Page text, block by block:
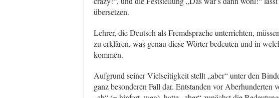
übersetzen.
Lehrer, die Deutsch als Fremdsprache unterrichten,
zu erklären, was genau diese Wörter bedeuten und in
kommen.
Aufgrund seiner Vielseitigkeit stellt „aber“ unter den
ganz besonderen Fall dar. Entstanden vor Aberhunderten